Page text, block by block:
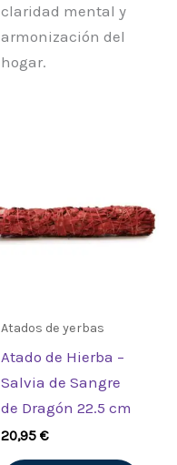
claridad mental y
armonización del
hogar.
Atados de yerbas
Atado de Hierba –
Salvia de Sangre
de Dragón 22.5 cm
20,95€